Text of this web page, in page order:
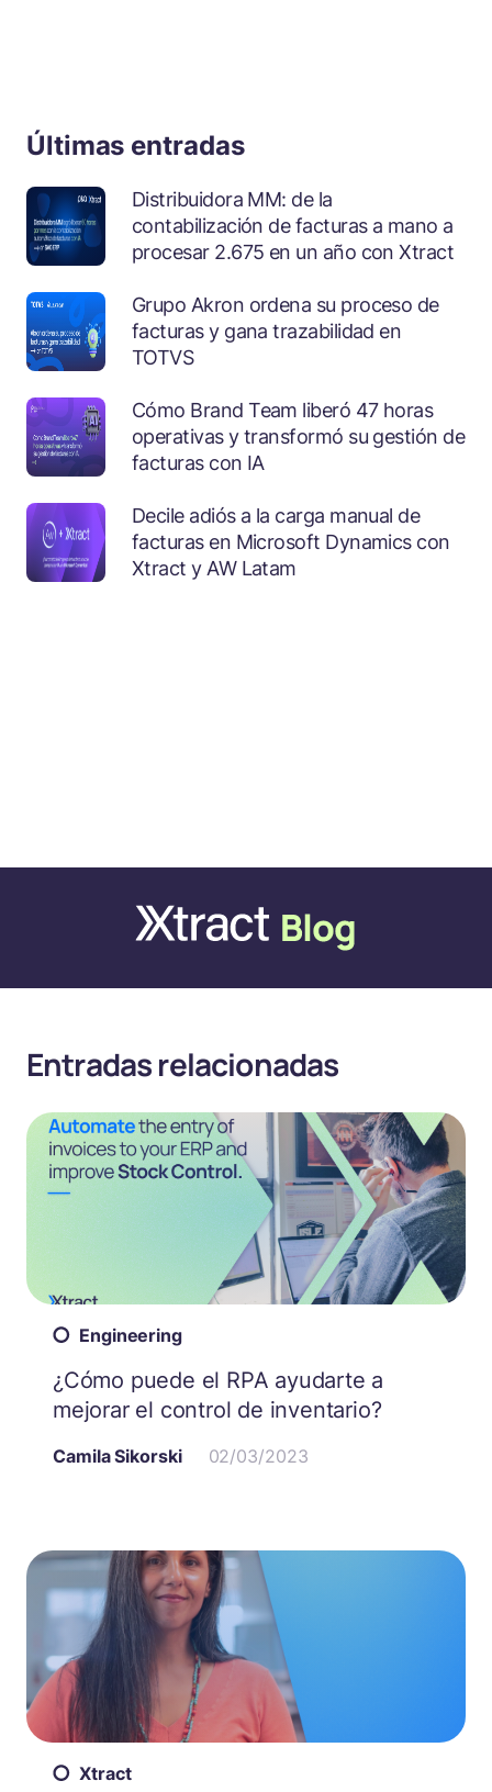
Últimas entradas
Distribuidora MM: de la
contabilización de facturas a mano a
procesar 2.675 en un año con Xtract
Grupo Akron ordena su proceso de
facturas y gana trazabilidad en
TOTVS
Cómo Brand Team liberó 47 horas
operativas y transformó su gestión de
facturas con IA
Decile adiós a la carga manual de
facturas en Microsoft Dynamics con
Xtract y AW Latam
Entradas relacionadas
Engineering
¿Cómo puede el RPA ayudarte a
mejorar el control de inventario?
Camila Sikorski 02/03/2023
Xtract